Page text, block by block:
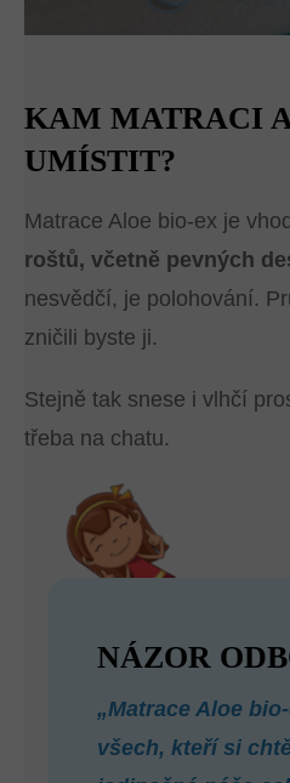
KAM MATRACI
UMÍSTIT?
Matrace Aloe bio-ex je
roštů, včetně pevných
nesvědčí, je polohování.
zničili byste ji.
Stejně tak snese i vlhčí
třeba na chatu.
NÁZOR
„Matrace Aloe
všech, kteří si